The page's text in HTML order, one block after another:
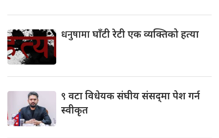
धनुषामाघाँटी रेटी एक व्यक्तिको हत्या
९ वटा विधेयक संघीय संसद्‌मा पेश गर्न
स्वीकृत